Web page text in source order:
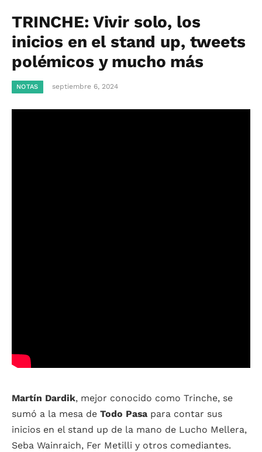
TRINCHE: Vivir solo, los
inicios en el stand up, tweets
polémicos y mucho más
NOTAS septiembre 6, 2024
Martín Dardik, mejor conocido como Trinche, se
sumó a la mesa de Todo Pasa para contar sus
inicios en el stand up de la mano de Lucho Mellera,
Seba Wainraich, Fer Metilli y otros comediantes.